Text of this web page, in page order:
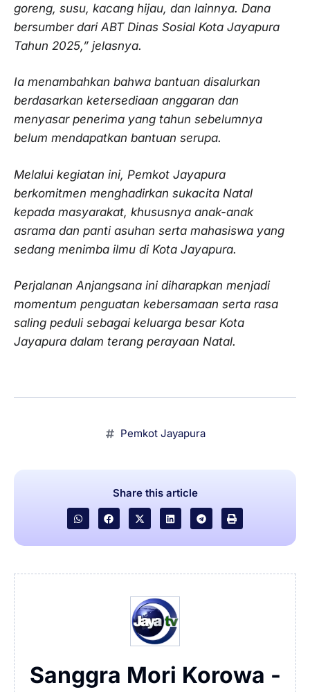
goreng, susu, kacang hijau, dan lainnya. Dana
bersumber dari ABT Dinas Sosial Kota Jayapura
Tahun 2025,” jelasnya.
Ia menambahkan bahwa bantuan disalurkan
berdasarkan ketersediaan anggaran dan
menyasar penerima yang tahun sebelumnya
belum mendapatkan bantuan serupa.
Melalui kegiatan ini, Pemkot Jayapura
berkomitmen menghadirkan sukacita Natal
kepada masyarakat, khususnya anak-anak
asrama dan panti asuhan serta mahasiswa yang
sedang menimba ilmu di Kota Jayapura.
Perjalanan Anjangsana ini diharapkan menjadi
momentum penguatan kebersamaan serta rasa
saling peduli sebagai keluarga besar Kota
Jayapura dalam terang perayaan Natal.
Pemkot Jayapura
Share this article
Sanggra Mori Korowa -